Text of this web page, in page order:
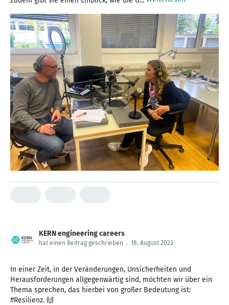
KERN engineering careers
hat einen Beitrag geschrieben . 18. August 2023
In einer Zeit, in der Veränderungen, Unsicherheiten und
Herausforderungen allgegenwärtig sind, möchten wir über ein
Thema sprechen, das hierbei von großer Bedeutung ist:
#Resilienz. 🙌